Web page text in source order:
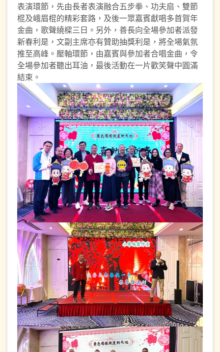
表演環節，先由長者表演融合五步拳、功夫扇、雙節
棍及峨眉棍的精彩套路，及後一眾嘉賓獻唱多首賀年
金曲，歌聲繞樑三日。另外，善長向全場參加者派發
新春利是，文副主席亦有贊助抽獎利是，將全場氣氛
推至高峰。壓軸環節，由嘉賓與參加者合唱金曲，令
全場參加者聽出耳油，最後活動在一片歡笑聲中圓滿
結束。